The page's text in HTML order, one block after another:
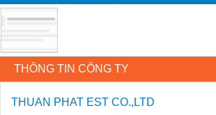
THÔNG TIN CÔNG TY
THUAN PHAT EST CO.,LTD